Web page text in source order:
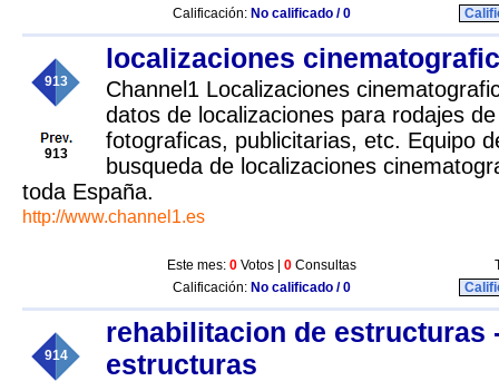
Calificación: No calificado / 0
913
913
localizaciones
Channel1 Localizaciones
datos de localizaciones para rodajes
fotograficas, publicitarias, etc. Equipo
busqueda de localizaciones
toda España.
http://www.channel1.es
Este mes: 0 Votos | 0 Consultas
Calificación: No calificado / 0
914
rehabilitacion de estructuras
estructuras